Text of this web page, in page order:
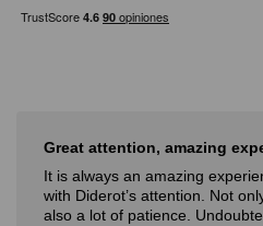
are truly grateful
advice but
choose
Muy
Muy
con la